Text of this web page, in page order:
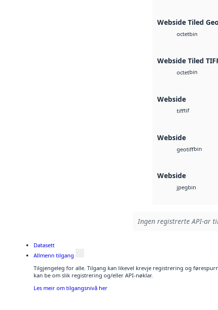
Webside Tiled
octetbin
Webside Tiled
octetbin
Webside
tifftif
Webside
geotiffbin
Webside
jpegbin
Ingen registrerte API-ar
Datasett
Allmenn tilgang
Tilgjengeleg for alle. Tilgang kan likevel krevje registrering og
kan be om slik registrering og/eller API-nøklar.
Les meir om tilgangsnivå her